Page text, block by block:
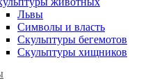
Львы
Символы и власть
Скульптуры бегемотов
Скульптуры хищников